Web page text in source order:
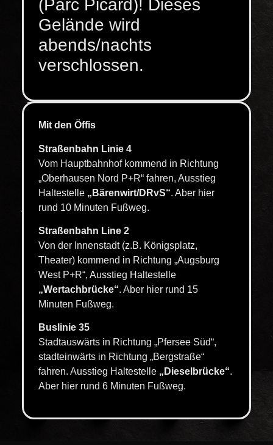
(Parc Picard)! Dieses
Gelände wird
abends/nachts
verschlossen.
Mit den Öffis
Straßenbahn Linie 4
Vom Hauptbahnhof kommend in Richtung
„Oberhausen Nord P+R“ fahren, Ausstieg
Haltestelle „Bärenwirt/DRvS“. Aber hier
rund 10 Minuten Fußweg.
Straßenbahn Line 2
Von der Innenstadt (z.B. Königsplatz,
Theater) kommend in Richtung „Augsburg
West P+R“, Ausstieg Haltestelle
„Wertachbrücke“. Aber hier rund 15
Minuten Fußweg.
Buslinie 35
Stadtauswärts in Richtung „Pfersee Süd“,
stadteinwärts in Richtung „Bergstraße“
fahren. Ausstieg Haltestelle „Dieselbrücke“.
Aber hier rund 6 Minuten Fußweg.